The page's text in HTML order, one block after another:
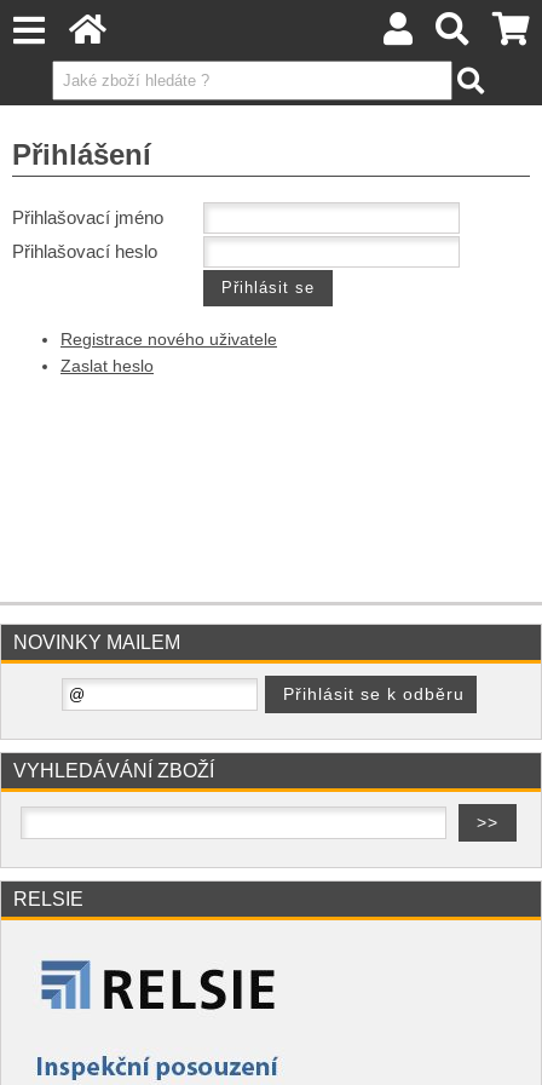
Přihlášení
Přihlašovací jméno
Přihlašovací heslo
Registrace nového uživatele
Zaslat heslo
NOVINKY MAILEM
VYHLEDÁVÁNÍ ZBOŽÍ
RELSIE